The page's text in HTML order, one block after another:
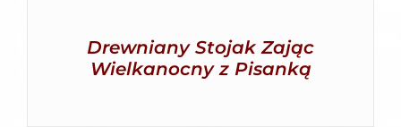
Drewniany Stojak Zając
Wielkanocny z Pisanką